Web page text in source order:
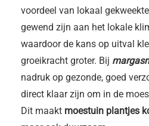
voordeel van lokaal
gewend zijn aan het lokale
waardoor de kans op uitval
groeikracht groter. Bij
nadruk op gezonde, goed
direct klaar zijn om in de
Dit maakt moestuin plantjes